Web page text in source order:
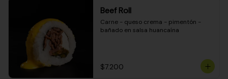
Beef Roll
Carne - queso crema - pimentón -
bañado en salsa huancaína
$7.200